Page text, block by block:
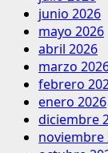
junio 2026
mayo 2026
abril 2026
marzo
febrero
enero 2026
diciembre
noviembre